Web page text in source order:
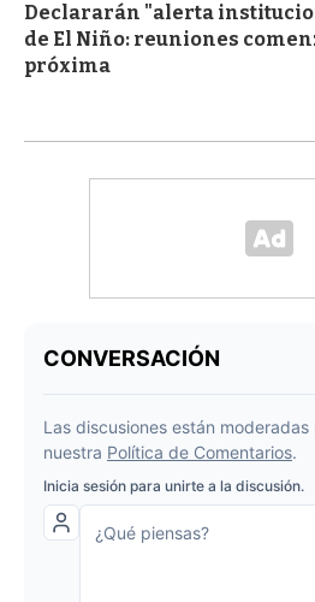
Declararán "alerta
de El Niño: reuniones
próxima